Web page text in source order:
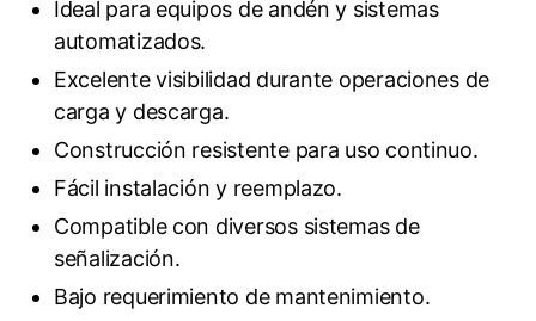
Ideal para equipos de andén y sistemas
automatizados.
Excelente visibilidad durante operaciones de
carga y descarga.
Construcción resistente para uso continuo.
Fácil instalación y reemplazo.
Compatible con diversos sistemas de
señalización.
Bajo requerimiento de mantenimiento.